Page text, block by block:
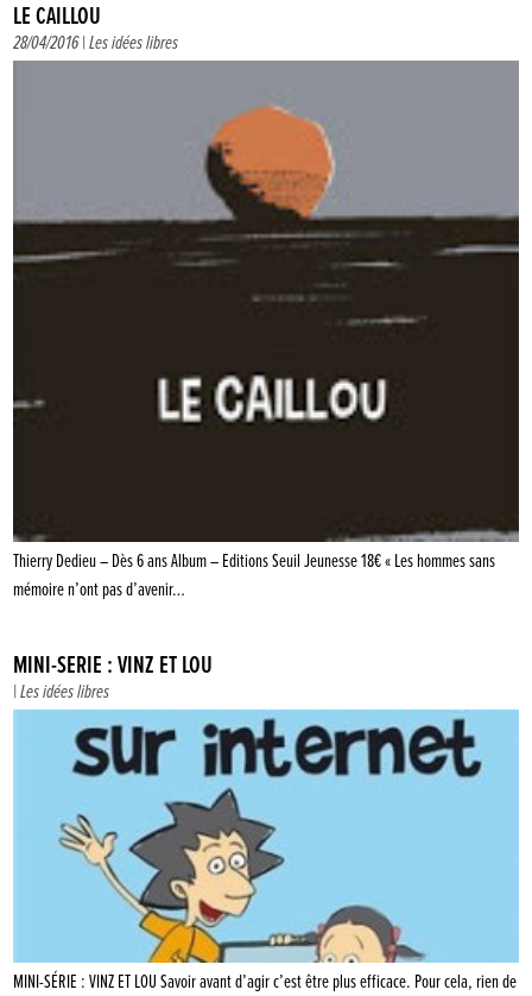
LE CAILLOU
28/04/2016 |Les idées libres
Thierry Dedieu – Dès 6 ans Album – Editions Seuil Jeunesse 18€ « Les hommes sans
mémoire n’ont pas d’avenir…
MINI-SÉRIE : VINZ ET LOU
|Les idées libres
MINI-SÉRIE : VINZ ET LOU Savoir avant d’agir c’est être plus efficace. Pour cela, rien de